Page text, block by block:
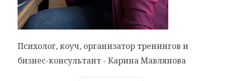
Психолог, коуч, организатор тренингов и
бизнес-консультант - Карина Мавлянова